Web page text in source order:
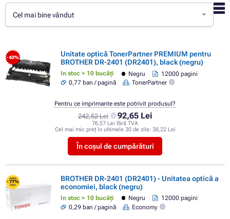
Cel mai bine vândut
- 62%
Unitate optică TonerPartner PREMIUM pentru
BROTHER DR-2401 (DR2401), black (negru)
In stoc > 10 bucăți Negru
12000 pagini
0,77 ban / pagină
TonerPartner
242,52 Lei 92,65 Lei
76,57 Lei fără TVA
Cel mai mic preț în ultimele 30 de zile: 38,22 Lei
În coșul de cumpărături
Pentru ce imprimante este potrivit produsul?
FLASH
- 77%
SALE
BROTHER DR-2401 (DR2401) - Unitatea optică a
economiei, black (negru)
In stoc > 10 bucăți Negru
12000 pagini
0,29 ban / pagină
Economy